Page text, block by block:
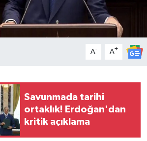
A- A+
Savunmada tarihi
ortaklık! Erdoğan'dan
kritik açıklama